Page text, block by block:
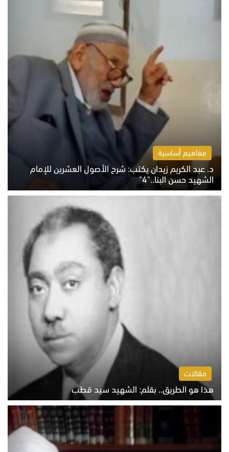
مفاهيم أساسية
د. عبد الكريم زيدان يكتب: شرح الأصول العشرين للإمام
الشهيد حسن البنا.."4"
الخميس 6 أغسطس 2026 10:27 ص
مقالات
هذا هو الطريق.. بقلم: الشهيد سيد قطب
الخميس 6 أغسطس 2026 10:52 ص